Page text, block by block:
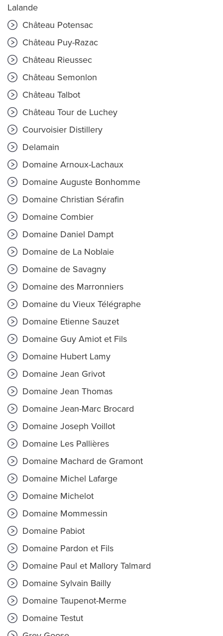
Lalande
Château Potensac
Château Puy-Razac
Château Rieussec
Château Semonlon
Château Talbot
Château Tour de Luchey
Courvoisier Distillery
Delamain
Domaine Arnoux-Lachaux
Domaine Auguste Bonhomme
Domaine Christian Sérafin
Domaine Combier
Domaine Daniel Dampt
Domaine de La Noblaie
Domaine de Savagny
Domaine des Marronniers
Domaine du Vieux Télégraphe
Domaine Etienne Sauzet
Domaine Guy Amiot et Fils
Domaine Hubert Lamy
Domaine Jean Grivot
Domaine Jean Thomas
Domaine Jean-Marc Brocard
Domaine Joseph Voillot
Domaine Les Pallières
Domaine Machard de Gramont
Domaine Michel Lafarge
Domaine Michelot
Domaine Mommessin
Domaine Pabiot
Domaine Pardon et Fils
Domaine Paul et Mallory Talmard
Domaine Sylvain Bailly
Domaine Taupenot-Merme
Domaine Testut